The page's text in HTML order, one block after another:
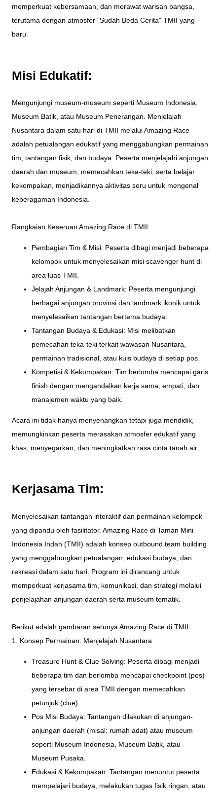
memperkuat kebersamaan, dan merawat warisan bangsa,
terutama dengan atmosfer "Sudah Beda Cerita" TMII yang
baru.
Misi Edukatif:
Mengunjungi museum-museum seperti Museum Indonesia,
Museum Batik, atau Museum Penerangan. Menjelajah
Nusantara dalam satu hari di TMII melalui Amazing Race
adalah petualangan edukatif yang menggabungkan permainan
tim, tantangan fisik, dan budaya. Peserta menjelajahi anjungan
daerah dan museum, memecahkan teka-teki, serta belajar
kekompakan, menjadikannya aktivitas seru untuk mengenal
keberagaman Indonesia.
Rangkaian Keseruan Amazing Race di TMII:
Pembagian Tim & Misi: Peserta dibagi menjadi beberapa
kelompok untuk menyelesaikan misi scavenger hunt di
area luas TMII.
Jelajah Anjungan & Landmark: Peserta mengunjungi
berbagai anjungan provinsi dan landmark ikonik untuk
menyelesaikan tantangan bertema budaya.
Tantangan Budaya & Edukasi: Misi melibatkan
pemecahan teka-teki terkait wawasan Nusantara,
permainan tradisional, atau kuis budaya di setiap pos.
Kompetisi & Kekompakan: Tim berlomba mencapai garis
finish dengan mengandalkan kerja sama, empati, dan
manajemen waktu yang baik.
Acara ini tidak hanya menyenangkan tetapi juga mendidik,
memungkinkan peserta merasakan atmosfer edukatif yang
khas, menyegarkan, dan meningkatkan rasa cinta tanah air.
Kerjasama Tim:
Menyelesaikan tantangan interaktif dan permainan kelompok
yang dipandu oleh fasilitator. Amazing Race di Taman Mini
Indonesia Indah (TMII) adalah konsep outbound team building
yang menggabungkan petualangan, edukasi budaya, dan
rekreasi dalam satu hari. Program ini dirancang untuk
memperkuat kerjasama tim, komunikasi, dan strategi melalui
penjelajahan anjungan daerah serta museum tematik.
Berikut adalah gambaran serunya Amazing Race di TMII:
1. Konsep Permainan: Menjelajah Nusantara
Treasure Hunt & Clue Solving: Peserta dibagi menjadi
beberapa tim dan berlomba mencapai checkpoint (pos)
yang tersebar di area TMII dengan memecahkan
petunjuk (clue).
Pos Misi Budaya: Tantangan dilakukan di anjungan-
anjungan daerah (misal: rumah adat) atau museum
seperti Museum Indonesia, Museum Batik, atau
Museum Pusaka.
Edukasi & Kekompakan: Tantangan menuntut peserta
mempelajari budaya, melakukan tugas fisik ringan, atau